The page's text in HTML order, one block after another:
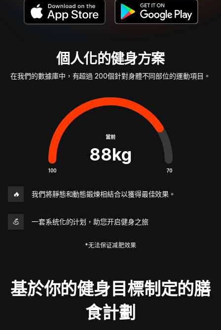
個人化的健身方案
在我們的數據庫中，有超過 200個針對身體不同部位的運動項目。
當前
88kg
100 70
🔥 我們將靜態和動態鍛煉相結合以獲得最佳效果。
💪 一套系统化的计划，助您开启健身之旅
*无法保证减肥效果
基於你的健身目標制定的膳
食計劃